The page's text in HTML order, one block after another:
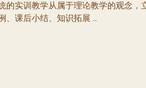
的实训教学从属于理论教学的观念，
、课后小结、知识拓展 ..